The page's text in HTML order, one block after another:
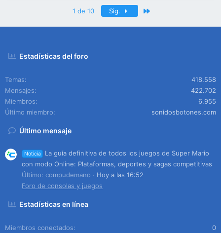
1 de 10 Sig.
Estadísticas del foro
Temas
418.558
Mensajes
422.702
Miembros
6.955
Último miembro
sonidosbotones.com
Último mensaje
Noticia
La guía definitiva de todos los juegos de Super Mario
con modo Online: Plataformas, deportes y sagas competitivas
Último: compudemano
Hoy a las 16:52
Foro de consolas y juegos
Estadísticas en línea
Miembros conectados 0